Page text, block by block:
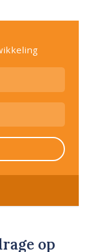
op